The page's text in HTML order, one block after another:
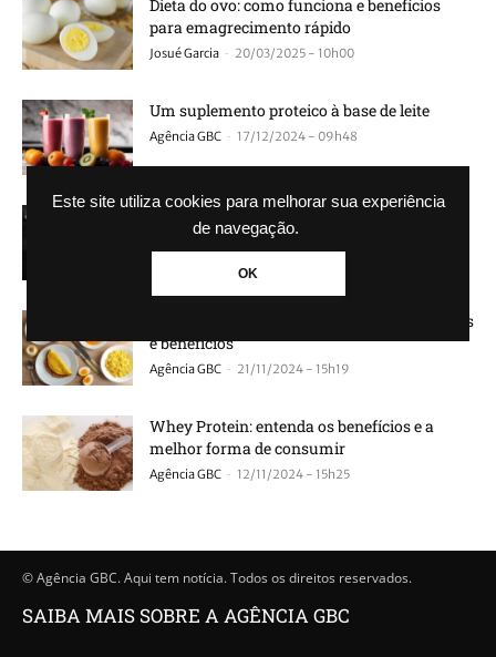
Este site utiliza cookies para melhorar sua experiência
de navegação.
OK
Dieta do ovo: como funciona e benefícios
para emagrecimento rápido
Josué Garcia - 20/03/2025 - 10h00
Um suplemento proteico à base de leite
Agência GBC - 17/12/2024 - 09h48
Ovo e saúde: saiba a diferença entre os tipos
mais comuns
Dieta do ovo: como funciona e quais os riscos
e benefícios
Agência GBC - 21/11/2024 - 15h19
Whey Protein: entenda os benefícios e a
melhor forma de consumir
Agência GBC - 12/11/2024 - 15h25
© Agência GBC. Aqui tem notícia. Todos os direitos reservados.
SAIBA MAIS SOBRE A AGÊNCIA GBC